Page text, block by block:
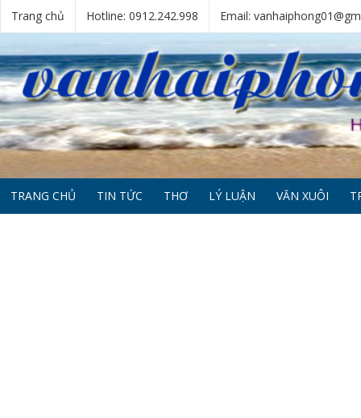
Trang chủ Hotline: 0912.242.998 Email:
TRANG CHỦ TIN TỨC THƠ LÝ LUẬN VĂN XUÔI